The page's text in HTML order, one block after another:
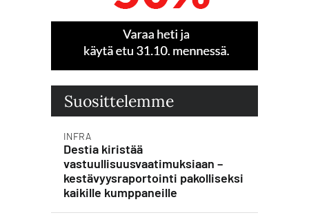
Suosittelemme
INFRA
Destia kiristää
vastuullisuusvaatimuksiaan –
kestävyysraportointi pakolliseksi
kaikille kumppaneille